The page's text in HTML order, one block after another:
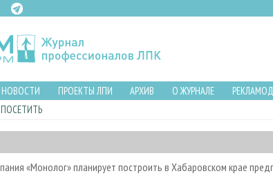
НОВОСТИ ПРОЕКТЫ ЛПИ АРХИВ О ЖУРНАЛЕ
«Монолог» планирует построить в Хабаровском крае